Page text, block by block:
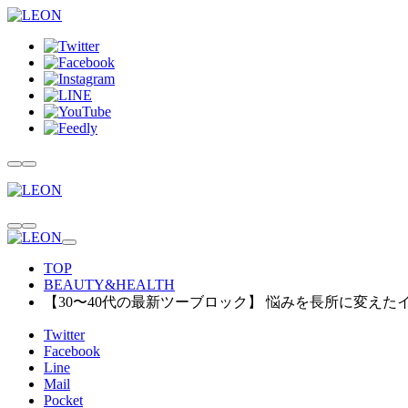
TOP
BEAUTY&HEALTH
【30〜40代の最新ツーブロック】 悩みを長所に変えた
Twitter
Facebook
Line
Mail
Pocket